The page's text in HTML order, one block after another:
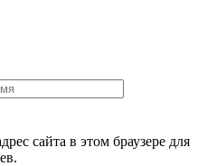
сайта в этом браузере для